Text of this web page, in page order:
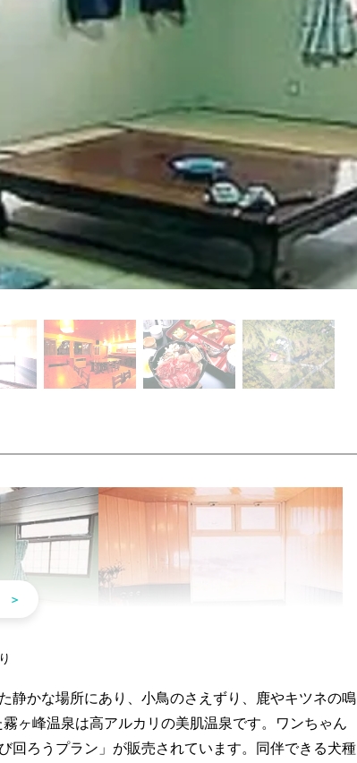
静かな場所にあり、小鳥のさえずり、鹿やキツネの鳴
ヶ峰温泉は高アルカリの美肌温泉です。ワンちゃん
回ろうプラン」が販売されています。同伴できる犬種